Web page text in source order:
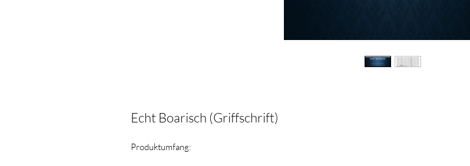
Echt Boarisch (Griffschrift)
Produktumfang: